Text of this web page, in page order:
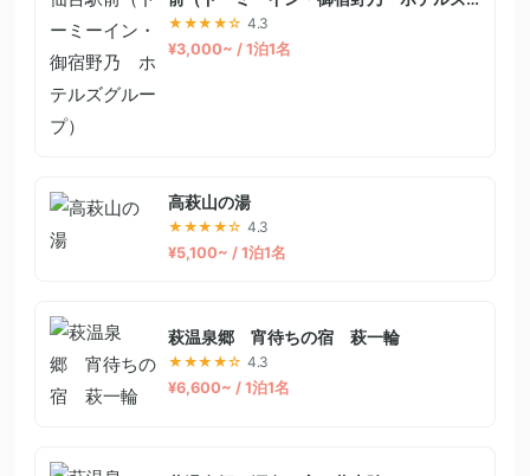
グループ）
★★★★☆ 4.3
¥3,000~ / 1泊1名
高萩山の湯
★★★★☆ 4.3
¥5,100~ / 1泊1名
萩温泉郷 宵待ちの宿 萩一輪
★★★★☆ 4.3
¥6,600~ / 1泊1名